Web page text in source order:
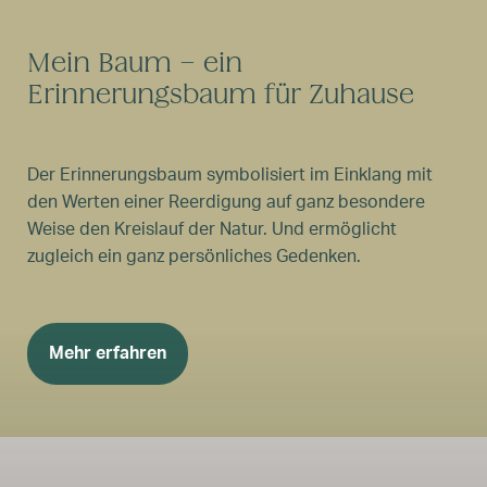
Mein Baum – ein
Erinnerungsbaum für Zuhause
Der Erinnerungsbaum symbolisiert im Einklang mit
den Werten einer Reerdigung auf ganz besondere
Weise den Kreislauf der Natur. Und ermöglicht
zugleich ein ganz persönliches Gedenken.
Mehr erfahren